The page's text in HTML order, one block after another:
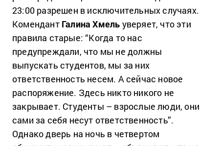
23:00 разрешен в исключительных случаях.
Комендант Галина Хмель уверяет, что эти
правила старые: “Когда то нас
предупреждали, что мы не должны
выпускать студентов, мы за них
ответственность несем. А сейчас новое
распоряжение. Здесь никто никого не
закрывает. Студенты – взрослые люди, они
сами за себя несут ответственность”.
Однако дверь на ночь в четвертом